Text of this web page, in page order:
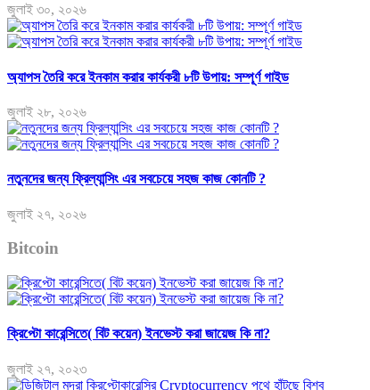
জুলাই ৩০, ২০২৬
অ্যাপস তৈরি করে ইনকাম করার কার্যকরী ৮টি উপায়: সম্পূর্ণ গাইড
জুলাই ২৮, ২০২৬
নতুনদের জন্য ফ্রিল্যান্সিং এর সবচেয়ে সহজ কাজ কোনটি ?
জুলাই ২৭, ২০২৬
Bitcoin
ক্রিপ্টো কারেন্সিতে( বিট কয়েন) ইনভেস্ট করা জায়েজ কি না?
জুলাই ২৭, ২০২৩